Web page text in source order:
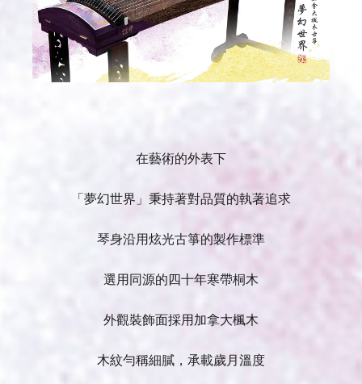
在藝術的外表下
「夢幻世界」 秉持著對品質的執著追求
琴身沿用炫光古箏的製作標準
選用同源的四十年寒帶桐木
外觀裝飾面採用加拿大楓木
木紋勻稱細膩，承載歲月溫度